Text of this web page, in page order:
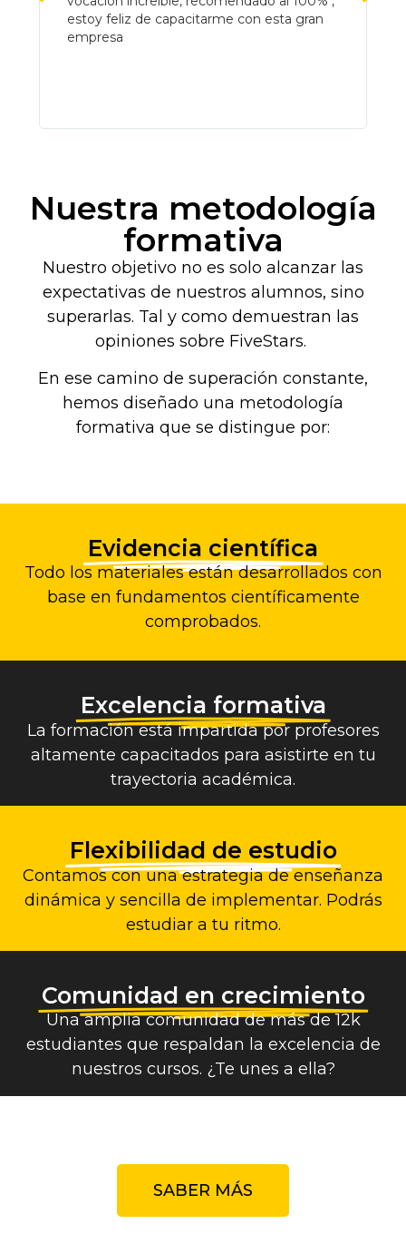
estoy feliz de capacitarme con esta gran
empresa
Nuestra metodología
formativa
Nuestro objetivo no es solo alcanzar las
expectativas de nuestros alumnos, sino
superarlas. Tal y como demuestran las
opiniones sobre FiveStars.
En ese camino de superación constante,
hemos diseñado una metodología
formativa que se distingue por:
Evidencia científica
Todo los materiales están desarrollados con
base en fundamentos científicamente
comprobados.
Excelencia formativa
La formación está impartida por profesores
altamente capacitados para asistirte en tu
trayectoria académica.
Flexibilidad de estudio
Contamos con una estrategia de enseñanza
dinámica y sencilla de implementar. Podrás
estudiar a tu ritmo.
Comunidad en crecimiento
Una amplia comunidad de más de 12k
estudiantes que respaldan la excelencia de
nuestros cursos. ¿Te unes a ella?
SABER MÁS